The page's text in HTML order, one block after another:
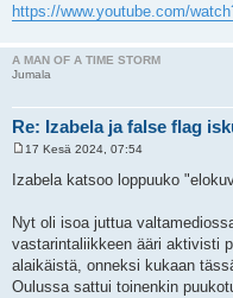
https://www.youtube.com/
A MAN OF A TIME STORM
Jumala
Re: Izabela ja false flag
e
i
17 Kesä 2024, 07:54
Izabela katsoo loppuuko
Nyt oli isoa juttua
vastarintaliikkeen ääri aktivisti
alaikäistä, onneksi kukaan
Oulussa sattui toinenkin